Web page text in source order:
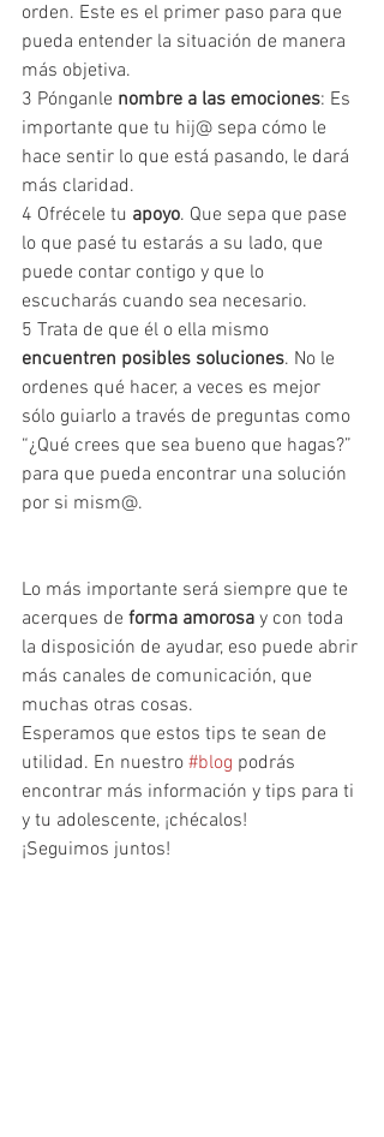
orden. Este es el primer paso para que
pueda entender la situación de manera
más objetiva.
3 Pónganle nombre a las emociones: Es
importante que tu hij@ sepa cómo le
hace sentir lo que está pasando, le dará
más claridad.
4 Ofrécele tu apoyo. Que sepa que pase
lo que pasé tu estarás a su lado, que
puede contar contigo y que lo
escucharás cuando sea necesario.
5 Trata de que él o ella mismo
encuentren posibles soluciones. No le
ordenes qué hacer, a veces es mejor
sólo guiarlo a través de preguntas como
“¿Qué crees que sea bueno que hagas?”
para que pueda encontrar una solución
por si mism@.
Lo más importante será siempre que te
acerques de forma amorosa y con toda
la disposición de ayudar, eso puede abrir
más canales de comunicación, que
muchas otras cosas.
Esperamos que estos tips te sean de
utilidad. En nuestro #blog podrás
encontrar más información y tips para ti
y tu adolescente, ¡chécalos!
¡Seguimos juntos!